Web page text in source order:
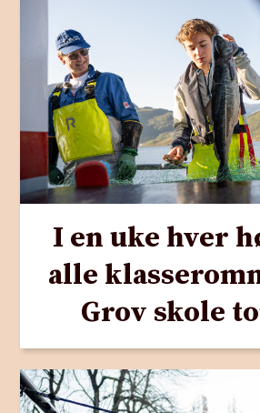
I en uke hver
alle
Grov skole